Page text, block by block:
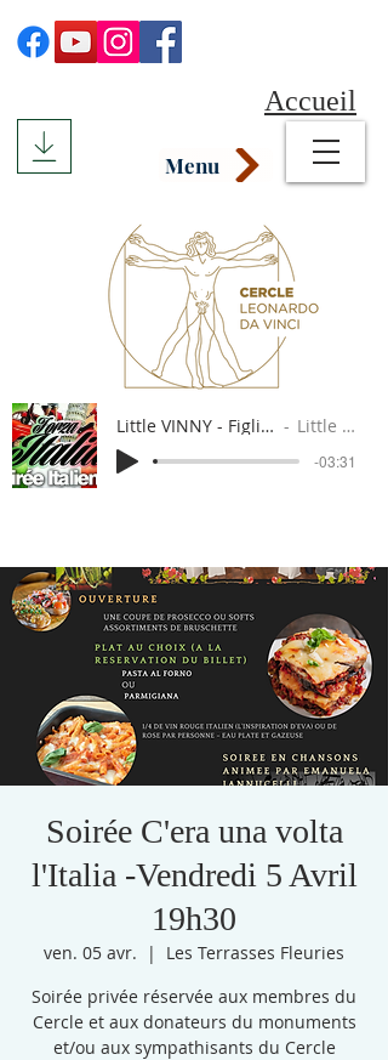
Accueil
Menu
Little VINNY - Figli dell'Italia Little Vinny
-03:31
Soirée C'era una volta
l'Italia -Vendredi 5 Avril
19h30
ven. 05 avr.
  |
Les Terrasses Fleuries
Soirée privée réservée aux membres du
Cercle et aux donateurs du monuments
et/ou aux sympathisants du Cercle